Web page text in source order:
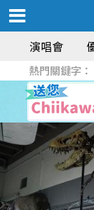
演唱會
熱門關鍵字：